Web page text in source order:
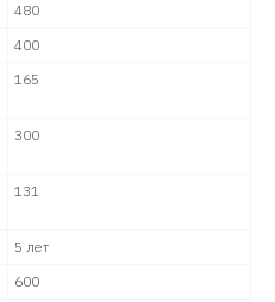
480
400
165
300
131
5 лет
600